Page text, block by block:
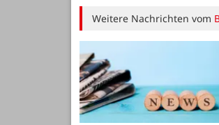
Weitere Nachrichten vom